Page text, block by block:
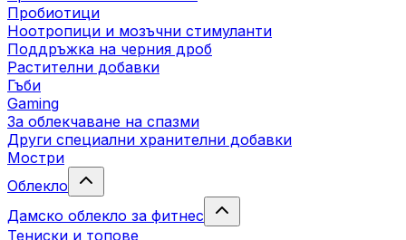
Пробиотици
Ноотропици и мозъчни стимуланти
Поддръжка на черния дроб
Растителни добавки
Гъби
Gaming
За облекчаване на спазми
Други специални хранителни добавки
Мостри
Облекло
Дамско облекло за фитнес
Тениски и топове